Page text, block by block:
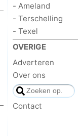
- Ameland
- Terschelling
- Texel
OVERIGE
Adverteren
Over ons
Contact